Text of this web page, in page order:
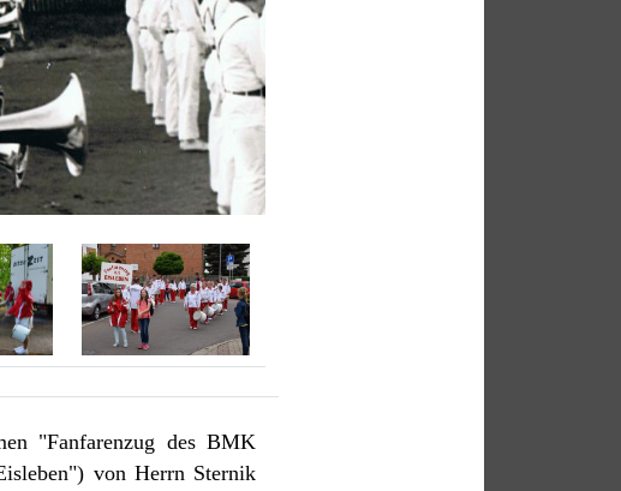
"Fanfarenzug des BMK
von Herrn Sternik